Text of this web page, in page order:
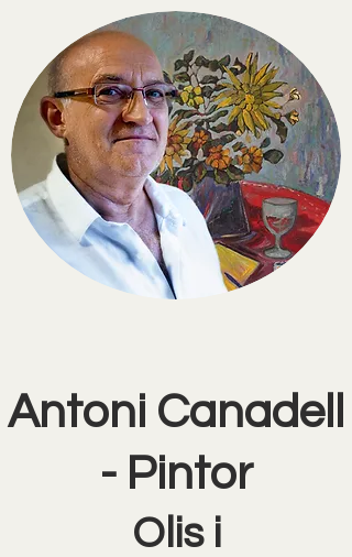
Antoni Canadell
- Pintor
Olis i